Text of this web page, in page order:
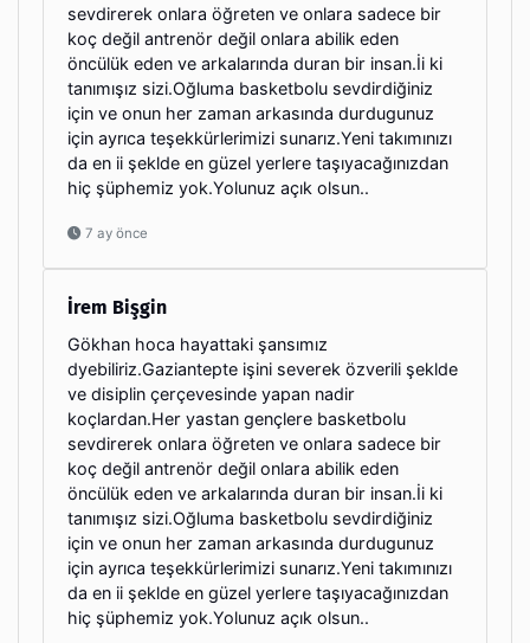
sevdirerek onlara öğreten ve onlara sadece bir
koç değil antrenör değil onlara abilik eden
öncülük eden ve arkalarında duran bir insan.İi ki
tanımışız sizi.Oğluma basketbolu sevdirdiğiniz
için ve onun her zaman arkasında durdugunuz
için ayrıca teşekkürlerimizi sunarız.Yeni takımınızı
da en ii şeklde en güzel yerlere taşıyacağınızdan
hiç şüphemiz yok.Yolunuz açık olsun..
7 ay önce
İrem Bişgin
Gökhan hoca hayattaki şansımız
dyebiliriz.Gaziantepte işini severek özverili şeklde
ve disiplin çerçevesinde yapan nadir
koçlardan.Her yastan gençlere basketbolu
sevdirerek onlara öğreten ve onlara sadece bir
koç değil antrenör değil onlara abilik eden
öncülük eden ve arkalarında duran bir insan.İi ki
tanımışız sizi.Oğluma basketbolu sevdirdiğiniz
için ve onun her zaman arkasında durdugunuz
için ayrıca teşekkürlerimizi sunarız.Yeni takımınızı
da en ii şeklde en güzel yerlere taşıyacağınızdan
hiç şüphemiz yok.Yolunuz açık olsun..